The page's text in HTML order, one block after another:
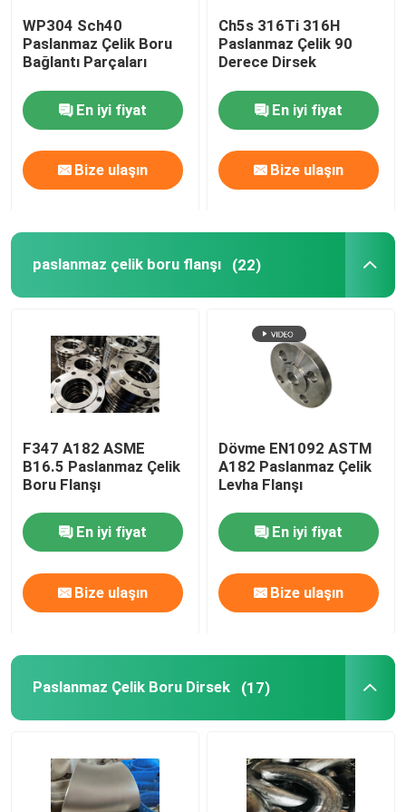
Dubleks Çelik Boru Bağlantı Parçaları
Nikel alaşımlı boru bağlantı parçaları
WP304 Sch40
Paslanmaz Çelik Boru
Bağlantı Parçaları
En iyi fiyat
Bize ulaşın
Ch5s 316Ti 316H
Paslanmaz Çelik 90
Derece Dirsek
En iyi fiyat
Bize ulaşın
paslanmaz çelik boru flanşı (22)
F347 A182 ASME
B16.5 Paslanmaz Çelik
Boru Flanşı
En iyi fiyat
Bize ulaşın
Dövme EN1092 ASTM
A182 Paslanmaz Çelik
Levha Flanşı
En iyi fiyat
Bize ulaşın
Paslanmaz Çelik Boru Dirsek (17)